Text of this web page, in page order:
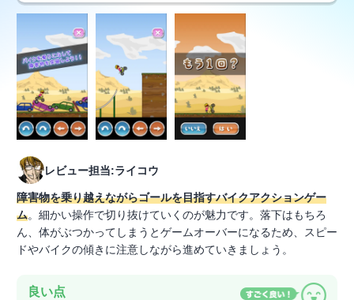
レビュー担当:ライコウ
障害物を乗り越えながらゴールを目指すバイクアクションゲー
ム。細かい操作で切り抜けていくのが魅力です。落下はもちろ
ん、体がぶつかってしまうとゲームオーバーになるため、スピー
ドやバイクの傾きに注意しながら進めていきましょう。
良い点